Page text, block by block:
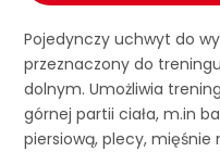
Pojedynczy uchwyt do
przeznaczony do
dolnym. Umożliwia
górnej partii ciała, m.in
piersiową, plecy, mięśnie